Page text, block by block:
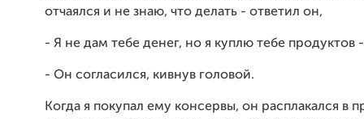
отчаялся и не знаю, что делать - ответил он,
- Я не дам тебе денег, но я куплю тебе продуктов -
- Он согласился, кивнув головой.
Когда я покупал ему консервы, он расплакался в